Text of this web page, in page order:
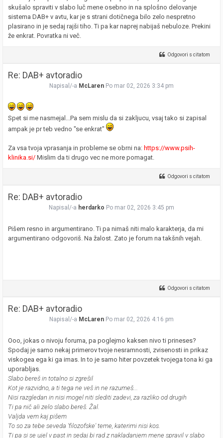
skušalo spraviti v slabo luč mene osebno in na splošno delovanje
sistema DAB+ v avtu, kar je s strani dotičnega bilo zelo nespretno
plasirano in je sedaj rajši tiho. Ti pa kar naprej nabijaš nebuloze. Prekini
že enkrat. Povratka ni več.
Odgovori s citatom
Re: DAB+ avtoradio
Napisal/-a McLaren Po mar 02, 2026 3:34 pm
Spet si me nasmejal...Pa sem mislu da si zakljucu, vsaj tako si zapisal
ampak je pr teb vedno "se enkrat"
Za vsa tvoja vprasanja in probleme se obrni na: https://www.psih-
klinika.si/ Mislim da ti drugo vec ne more pomagat.
Odgovori s citatom
Re: DAB+ avtoradio
Napisal/-a herdarko Po mar 02, 2026 3:45 pm
Pišem resno in argumentirano. Ti pa nimaš niti malo karakterja, da mi
argumentirano odgovoriš. Na žalost. Zato je forum na takšnih vejah.
Odgovori s citatom
Re: DAB+ avtoradio
Napisal/-a McLaren Po mar 02, 2026 4:16 pm
Ooo, jokas o nivoju foruma, pa poglejmo kaksen nivo ti prineses?
Spodaj je samo nekaj primerov tvoje nesramnosti, zvisenosti in prikaz
viskogea ega ki ga imas. In to je samo hiter povzetek tvojega tona ki ga
uporabljas.
Slabo bereš in totalno si zgrešil
Kot je razvidno, a ti tega ne veš in ne razumeš...
Nisi razgledan in nisi mogel niti slediti zadevi, za razliko od drugih
Ti pa nič ali zelo slabo bereš. Žal.
Valjda vem kaj pišem
To so za tebe seveda 'filozofske' teme, katerimi nisi kos.
Ti pa si se ujel v past in sedaj bi rad z nakladanjem mene spravil v slabo